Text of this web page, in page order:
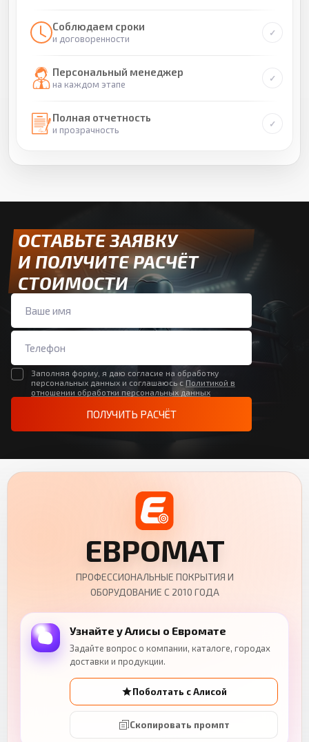
Соблюдаем сроки
и договоренности
Персональный менеджер
на каждом этапе
Полная отчетность
и прозрачность
ОСТАВЬТЕ ЗАЯВКУ
И ПОЛУЧИТЕ РАСЧЁТ
СТОИМОСТИ
Заполняя форму, я даю согласие на обработку
персональных данных и соглашаюсь с Политикой в
отношении обработки персональных данных
ПОЛУЧИТЬ РАСЧЁТ
ЕВРОМАТ
ПРОФЕССИОНАЛЬНЫЕ ПОКРЫТИЯ И
ОБОРУДОВАНИЕ С 2010 ГОДА
Узнайте у Алисы о Евромате
Задайте вопрос о компании, каталоге, городах
доставки и продукции.
Поболтать с Алисой
Скопировать промпт